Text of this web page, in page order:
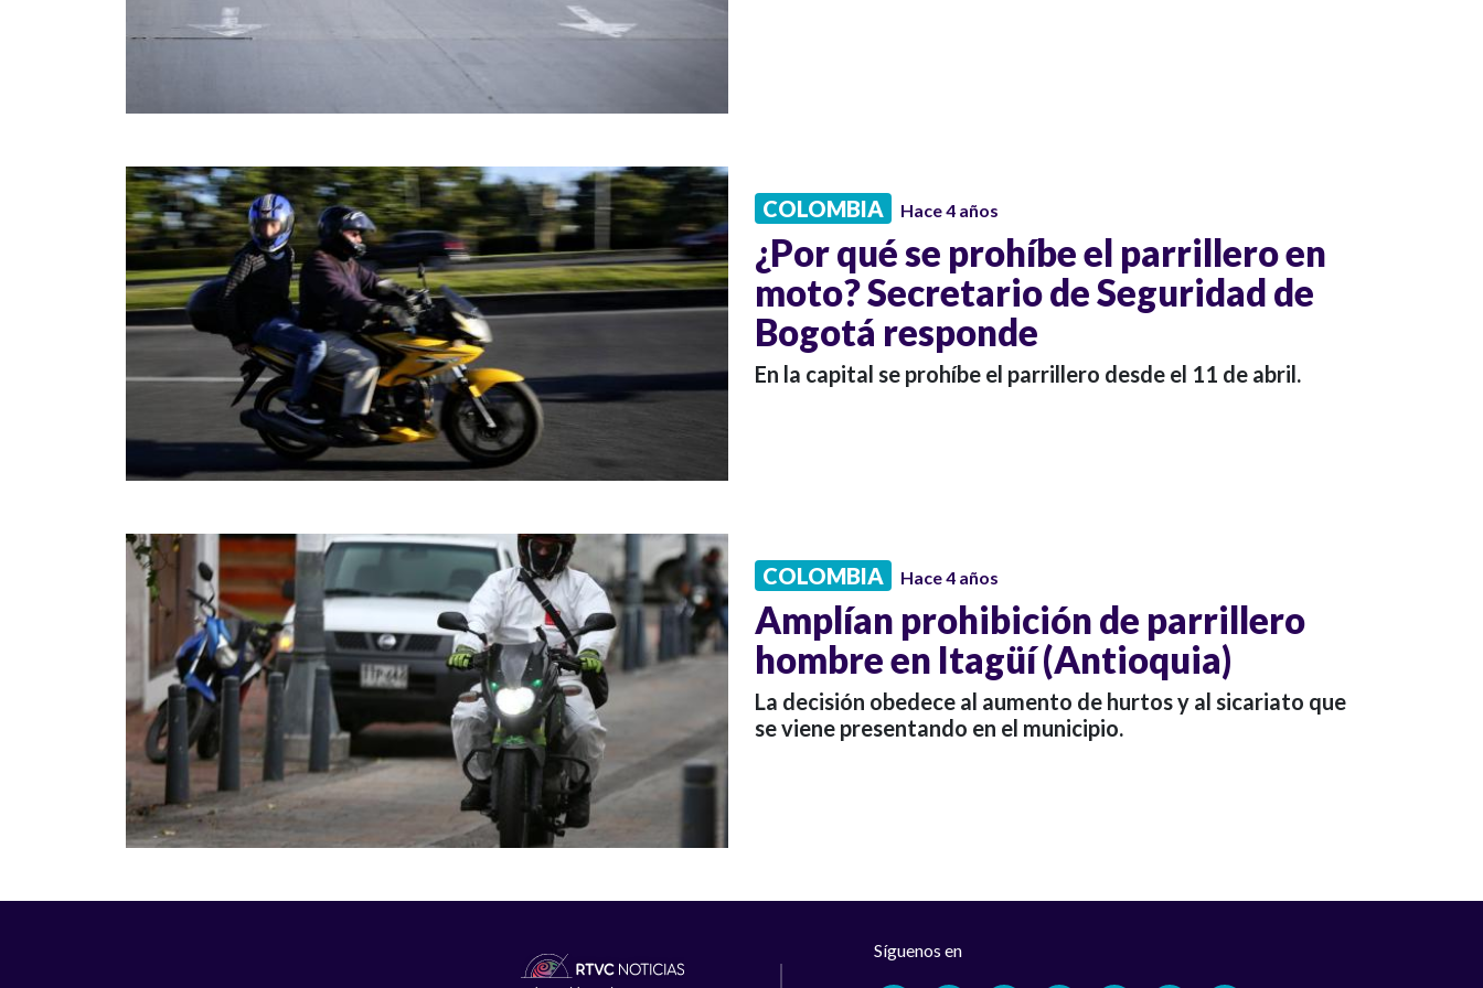
COLOMBIA Hace 4 años
¿Por qué se prohíbe el parrillero en
moto? Secretario de Seguridad de
Bogotá responde
En la capital se prohíbe el parrillero desde el 11 de abril.
COLOMBIA Hace 4 años
Amplían prohibición de parrillero
hombre en Itagüí (Antioquia)
La decisión obedece al aumento de hurtos y al sicariato que
se viene presentando en el municipio.
Síguenos en